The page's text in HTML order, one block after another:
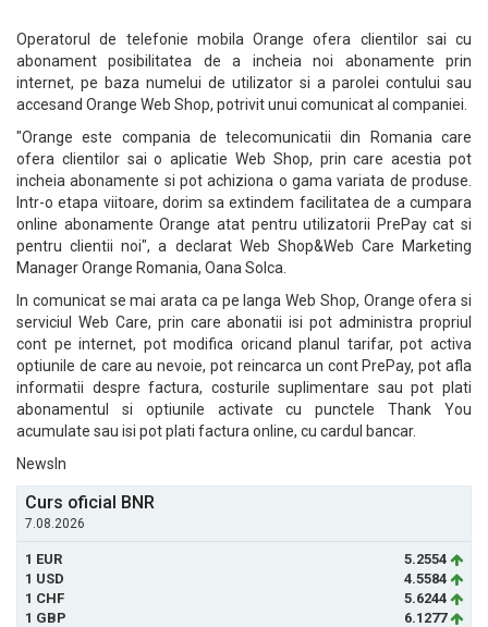
Operatorul de telefonie mobila Orange ofera clientilor sai cu
abonament posibilitatea de a incheia noi abonamente prin
internet, pe baza numelui de utilizator si a parolei contului sau
accesand Orange Web Shop, potrivit unui comunicat al companiei.
"Orange este compania de telecomunicatii din Romania care
ofera clientilor sai o aplicatie Web Shop, prin care acestia pot
incheia abonamente si pot achiziona o gama variata de produse.
Intr-o etapa viitoare, dorim sa extindem facilitatea de a cumpara
online abonamente Orange atat pentru utilizatorii PrePay cat si
pentru clientii noi", a declarat Web Shop&Web Care Marketing
Manager Orange Romania, Oana Solca.
In comunicat se mai arata ca pe langa Web Shop, Orange ofera si
serviciul Web Care, prin care abonatii isi pot administra propriul
cont pe internet, pot modifica oricand planul tarifar, pot activa
optiunile de care au nevoie, pot reincarca un cont PrePay, pot afla
informatii despre factura, costurile suplimentare sau pot plati
abonamentul si optiunile activate cu punctele Thank You
acumulate sau isi pot plati factura online, cu cardul bancar.
NewsIn
Curs oficial BNR
7.08.2026
1 EUR
5.2554
1 USD
4.5584
1 CHF
5.6244
1 GBP
6.1277